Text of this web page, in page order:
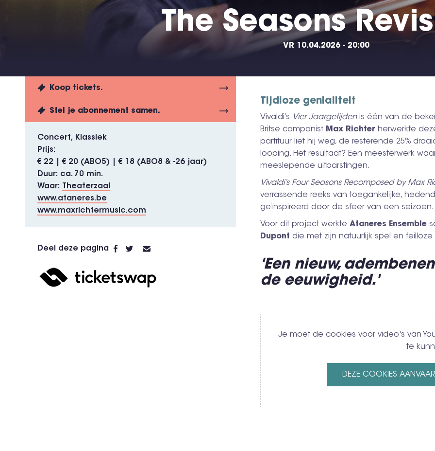
The Seasons
VR 10.04.2026 - 20:00
Koop tickets.
Stel je abonnement samen.
Concert
Klassiek
Prijs
€ 22 | € 20 (ABO5) | € 18 (ABO8 & -26 jaar)
Duur
ca. 70 min.
Waar
Theaterzaal
www.ataneres.be
www.maxrichtermusic.com
Deel deze pagina
Tijdloze genialiteit
Vivaldi’s Vier Jaargetijdenis één van de
Britse componist Max Richter herwerkte
partituur liet hij weg, de resterende 25%
looping. Het resultaat? Een meesterwerk
meeslepende uitbarstingen.
Vivaldi’s Four Seasons Recomposed by Max
verrassende reeks van toegankelijke,
geïnspireerd door de sfeer van een seizoen.
Voor dit project werkte Ataneres Ensemble
Dupont die met zijn natuurlijk spel en
'Een nieuw,
de eeuwigheid.'
Video
Je moet de cookies voor video's van
te
DEZE COOKIES